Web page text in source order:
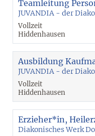
JUVANDIA - der
Vollzeit
Hiddenhausen
JUVANDIA - der
Vollzeit
Hiddenhausen